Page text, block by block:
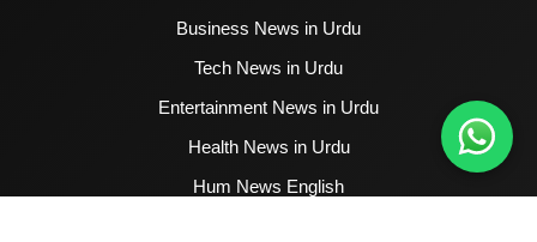
Business News in Urdu
Tech News in Urdu
Entertainment News in Urdu
Health News in Urdu
Hum News English